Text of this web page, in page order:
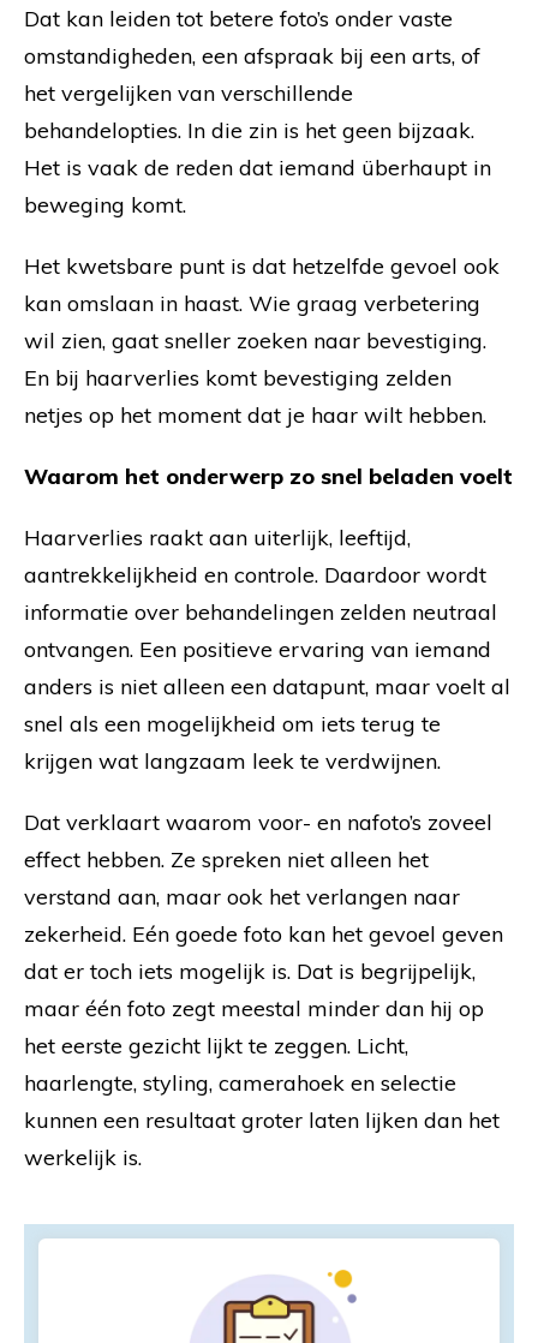
Dat kan leiden tot betere foto’s onder vaste
omstandigheden, een afspraak bij een arts, of
het vergelijken van verschillende
behandelopties. In die zin is het geen bijzaak.
Het is vaak de reden dat iemand überhaupt in
beweging komt.
Het kwetsbare punt is dat hetzelfde gevoel ook
kan omslaan in haast. Wie graag verbetering
wil zien, gaat sneller zoeken naar bevestiging.
En bij haarverlies komt bevestiging zelden
netjes op het moment dat je haar wilt hebben.
Waarom het onderwerp zo snel beladen voelt
Haarverlies raakt aan uiterlijk, leeftijd,
aantrekkelijkheid en controle. Daardoor wordt
informatie over behandelingen zelden neutraal
ontvangen. Een positieve ervaring van iemand
anders is niet alleen een datapunt, maar voelt al
snel als een mogelijkheid om iets terug te
krijgen wat langzaam leek te verdwijnen.
Dat verklaart waarom voor- en nafoto’s zoveel
effect hebben. Ze spreken niet alleen het
verstand aan, maar ook het verlangen naar
zekerheid. Eén goede foto kan het gevoel geven
dat er toch iets mogelijk is. Dat is begrijpelijk,
maar één foto zegt meestal minder dan hij op
het eerste gezicht lijkt te zeggen. Licht,
haarlengte, styling, camerahoek en selectie
kunnen een resultaat groter laten lijken dan het
werkelijk is.